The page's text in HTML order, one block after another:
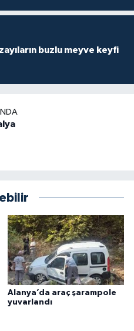
buzlu meyve keyfi
Alanya’da araç şarampole
yuvarlandı